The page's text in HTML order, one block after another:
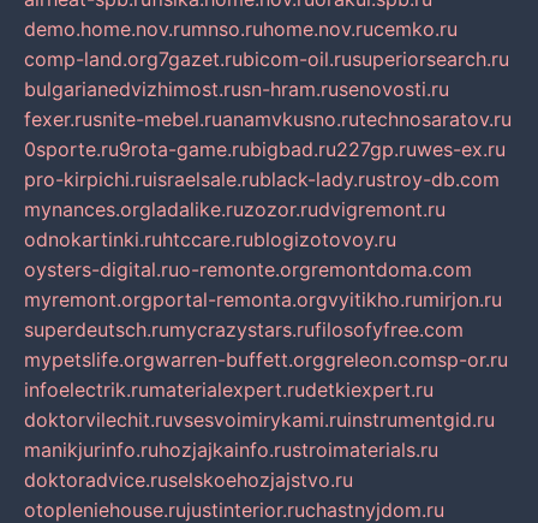
demo.home.nov.rumnso.ruhome.nov.rucemko.ru
comp-land.org7gazet.rubicom-oil.rusuperiorsearch.ru
bulgarianedvizhimost.rusn-hram.rusenovosti.ru
fexer.rusnite-mebel.ruanamvkusno.rutechnosaratov.ru
0sporte.ru9rota-game.rubigbad.ru227gp.ruwes-ex.ru
pro-kirpichi.ruisraelsale.rublack-lady.rustroy-db.com
mynances.orgladalike.ruzozor.rudvigremont.ru
odnokartinki.ruhtccare.rublogizotovoy.ru
oysters-digital.ruo-remonte.orgremontdoma.com
myremont.orgportal-remonta.orgvyitikho.rumirjon.ru
superdeutsch.rumycrazystars.rufilosofyfree.com
mypetslife.orgwarren-buffett.orggreleon.comsp-or.ru
infoelectrik.rumaterialexpert.rudetkiexpert.ru
doktorvilechit.ruvsesvoimirykami.ruinstrumentgid.ru
manikjurinfo.ruhozjajkainfo.rustroimaterials.ru
doktoradvice.ruselskoehozjajstvo.ru
otopleniehouse.rujustinterior.ruchastnyjdom.ru